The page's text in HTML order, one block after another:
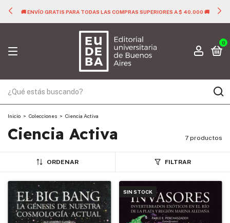
🚚 ENVÍO GRATIS PARA TODAS LAS COMPRAS SUPERIORES A $ 40.000 🚚
0
Inicio > Colecciones > Ciencia Activa
Ciencia Activa 7 productos
ORDENAR FILTRAR
SIN STOCK